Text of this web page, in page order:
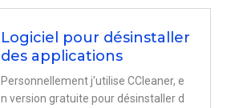
Logiciel pour désinstaller
des applications
Personnellement j'utilise CCleaner, e
n version gratuite pour désinstaller d